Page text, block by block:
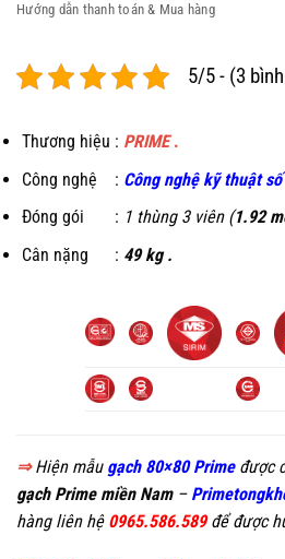
Hướng dẫn thanh toán & Mua hàng
5/5 - (3
Thương hiệu : PRIME.
Công nghệ : Công nghệ kỹ thuật số
Đóng gói : 1 thùng 3 viên (1.92
Cân nặng : 49 kg .
⇒Hiện mẫu gạch 80×80 Prime được
gạch Prime miền Nam–
hàng liên hệ 0965.586.589để được